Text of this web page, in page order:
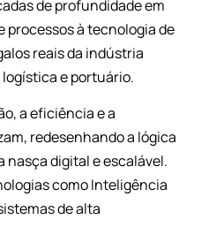
como Inteligência
de alta
e soluções
garantir eficiência,